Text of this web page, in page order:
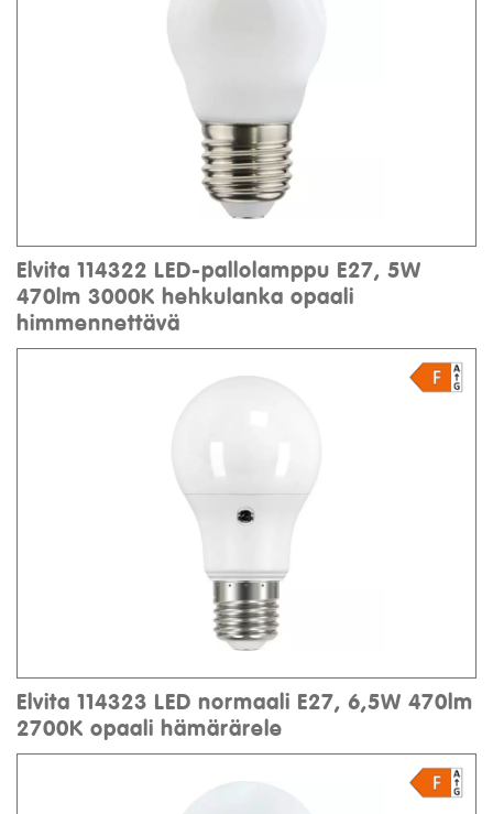
Elvita 114322 LED-pallolamppu E27, 5W
470lm 3000K hehkulanka opaali
himmennettävä
Elvita 114323 LED normaali E27, 6,5W 470lm
2700K opaali hämärärele